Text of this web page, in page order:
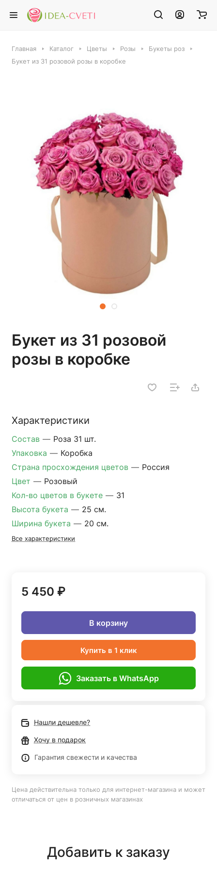
Главная Каталог Цветы Розы
Букеты роз
Букет из 31 розовой розы в коробке
Букет из 31 розовой
розы в коробке
Характеристики
Состав — Роза 31 шт.
Упаковка — Коробка
Страна просхождения цветов — Россия
Цвет — Розовый
Кол-во цветов в букете — 31
Высота букета — 25 см.
Ширина букета — 20 см.
Все характеристики
5 450 ₽
В корзину
Купить в 1 клик
Заказать в WhatsApp
Нашли дешевле?
Хочу в подарок
Гарантия свежести и качества
Цена действительна только для интернет-магазина и может
отличаться от цен в розничных магазинах
Добавить к заказу